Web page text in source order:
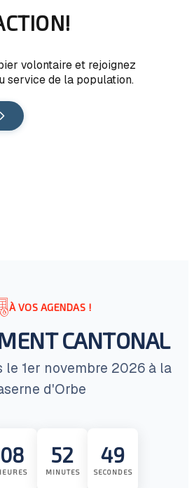
volontaire et rejoignez
service de la population.
À VOS AGENDAS !
CANTONAL
le 1er novembre 2026 à la
d'Orbe
08 52
MINUTES
49
SECONDES